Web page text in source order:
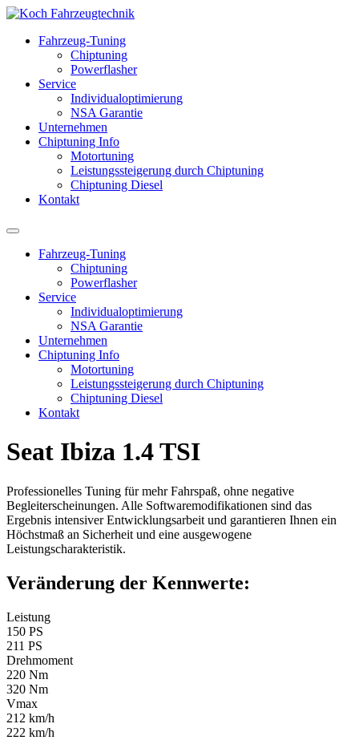
Fahrzeug-Tuning
Chiptuning
Powerflasher
Service
Individualoptimierung
NSA Garantie
Unternehmen
Chiptuning Info
Motortuning
Leistungssteigerung durch Chiptuning
Chiptuning Diesel
Kontakt
Fahrzeug-Tuning
Chiptuning
Powerflasher
Service
Individualoptimierung
NSA Garantie
Unternehmen
Chiptuning Info
Motortuning
Leistungssteigerung durch Chiptuning
Chiptuning Diesel
Kontakt
Seat Ibiza 1.4 TSI
Professionelles Tuning für mehr Fahrspaß, ohne negative
Begleiterscheinungen. Alle Softwaremodifikationen sind das
Ergebnis intensiver Entwicklungsarbeit und garantieren Ihnen ein
Höchstmaß an Sicherheit und eine ausgewogene
Leistungscharakteristik.
Veränderung der Kennwerte:
Leistung
150 PS
211 PS
Drehmoment
220 Nm
320 Nm
Vmax
212 km/h
222 km/h